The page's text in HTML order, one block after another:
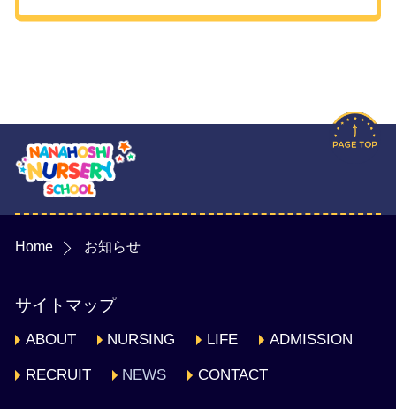
Home お知らせ
サイトマップ
ABOUT NURSING LIFE ADMISSION
RECRUIT NEWS CONTACT